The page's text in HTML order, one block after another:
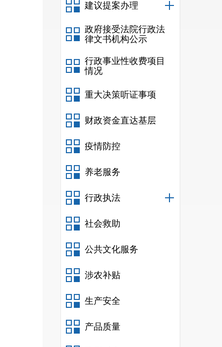
建议提案办理
政府接受法院行政法
律文书机构公示
行政事业性收费项目
情况
重大决策听证事项
财政资金直达基层
疫情防控
养老服务
行政执法
社会救助
公共文化服务
涉农补贴
生产安全
产品质量